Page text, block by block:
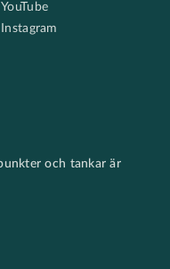
YouTube
Instagram
och tankar är